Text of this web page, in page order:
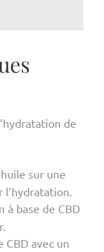
de
sur une
à base de CBD
CBD avec un